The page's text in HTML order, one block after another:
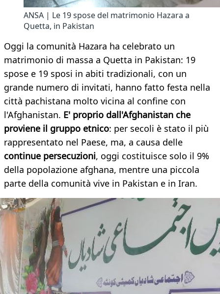
ANSA | Le 19 spose del matrimonio Hazara a
Quetta, in Pakistan
Oggi la comunità Hazara ha celebrato un
matrimonio di massa a Quetta in Pakistan: 19
spose e 19 sposi in abiti tradizionali, con un
grande numero di invitati, hanno fatto festa nella
città pachistana molto vicina al confine con
l'Afghanistan. E' proprio dall'Afghanistan che
proviene il gruppo etnico: per secoli è stato il più
rappresentato nel Paese, ma, a causa delle
continue persecuzioni, oggi costituisce solo il 9%
della popolazione afghana, mentre una piccola
parte della comunità vive in Pakistan e in Iran.